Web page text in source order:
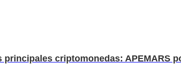
principales criptomonedas: APEMARS